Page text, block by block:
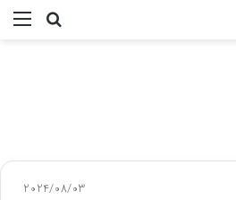
جستجو
2024/08/03